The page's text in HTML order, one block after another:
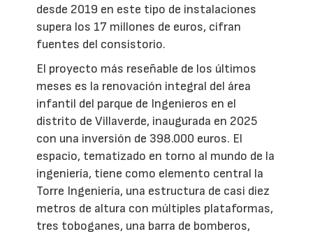
desde 2019 en este tipo de instalaciones
supera los 17 millones de euros, cifran
fuentes del consistorio.
El proyecto más reseñable de los últimos
meses es la renovación integral del área
infantil del parque de Ingenieros en el
distrito de Villaverde, inaugurada en 2025
con una inversión de 398.000 euros. El
espacio, tematizado en torno al mundo de la
ingeniería, tiene como elemento central la
Torre Ingeniería, una estructura de casi diez
metros de altura con múltiples plataformas,
tres toboganes, una barra de bomberos,